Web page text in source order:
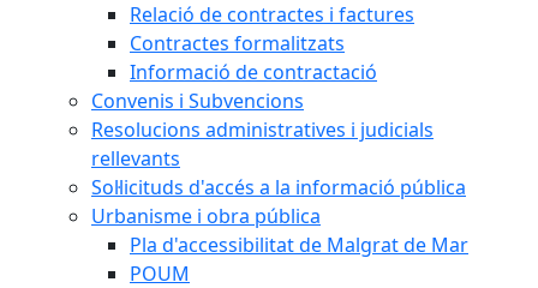
Relació de contractes i factures
Contractes formalitzats
Informació de contractació
Convenis i Subvencions
Resolucions administratives i judicials
rellevants
Sol·licituds d'accés a la informació pública
Urbanisme i obra pública
Pla d'accessibilitat de Malgrat de Mar
POUM